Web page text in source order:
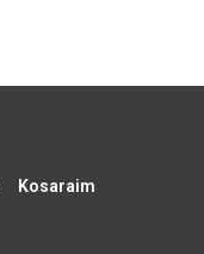
Kosaraim